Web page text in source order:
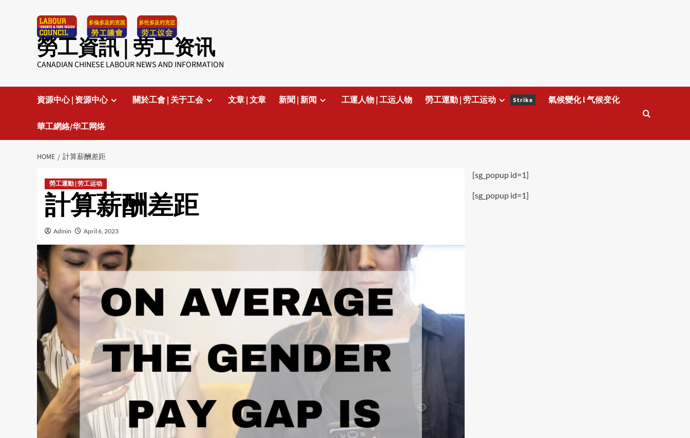
勞工資訊 | 劳工资讯
CANADIAN CHINESE LABOUR NEWS AND INFORMATION
資源中心 | 资源中心 關於工會 | 关于工会 文章 | 文章 新聞 | 新闻 工運人物 | 工运人物 勞工運動 | 劳工运动 Strike 氣候變化 l 气候变化
華工網絡/华工网络
HOME 計算薪酬差距
勞工運動 | 劳工运动
計算薪酬差距
Admin April 6, 2023
[sg_popup id=1]
[sg_popup id=1]